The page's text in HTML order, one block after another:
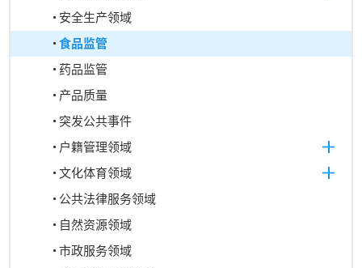
安全生产领域
食品监管
药品监管
产品质量
突发公共事件
户籍管理领域
文化体育领域
公共法律服务领域
自然资源领域
市政服务领域